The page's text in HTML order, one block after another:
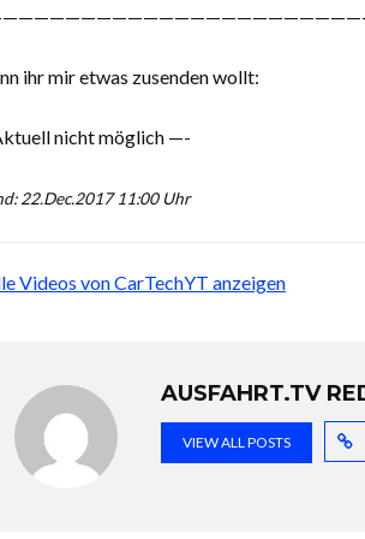
ihr mir etwas zusenden wollt:
nicht möglich —-
22.Dec.2017 11:00 Uhr
Videos von CarTechYT anzeigen
AUSFAHRT.TV
VIEW ALL POSTS